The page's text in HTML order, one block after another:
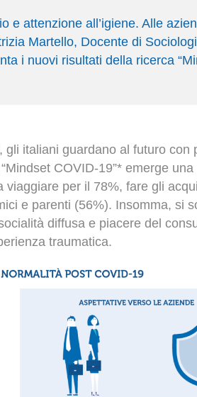
e attenzione all’igiene. Alle
Martello, Docente di
i nuovi risultati della ricerca
italiani guardano al futuro con
COVID-19”* emerge
per il 78%, fare gli
e parenti (56%). Insomma, si
diffusa e piacere del
traumatica.